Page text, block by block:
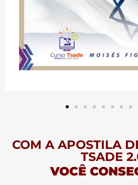
COM A APOSTILA
TSADE
VOCÊ